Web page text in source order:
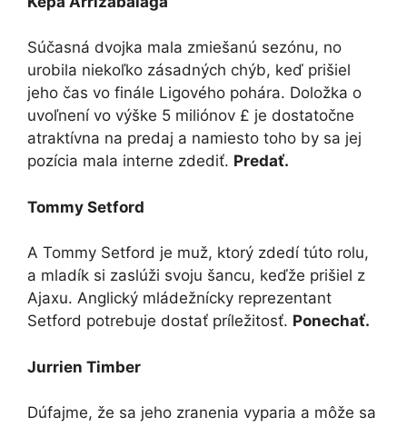
Súčasná dvojka mala zmiešanú sezónu, no
urobila niekoľko zásadných chýb, keď prišiel
jeho čas vo finále Ligového pohára. Doložka o
uvoľnení vo výške 5 miliónov £ je dostatočne
atraktívna na predaj a namiesto toho by sa jej
pozícia mala interne zdediť. Predať.
Tommy Setford
A Tommy Setford je muž, ktorý zdedí túto rolu,
a mladík si zaslúži svoju šancu, keďže prišiel z
Ajaxu. Anglický mládežnícky reprezentant
Setford potrebuje dostať príležitosť. Ponechať.
Jurrien Timber
Dúfajme, že sa jeho zranenia vyparia a môže sa